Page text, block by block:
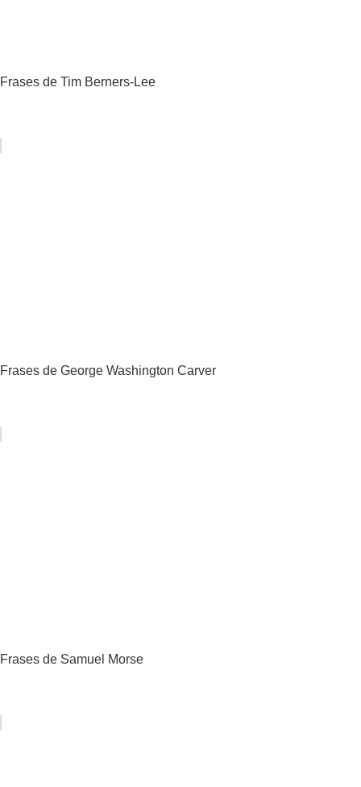
Frases de Tim Berners-Lee
Frases de George Washington Carver
Frases de Samuel Morse